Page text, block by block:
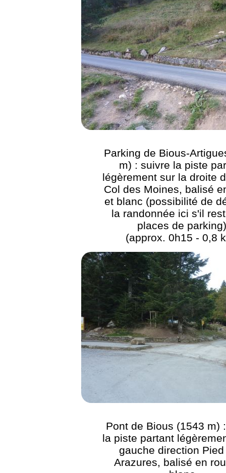
Parking de Bious-
m) : suivre la piste
légèrement sur la droite
Col des Moines, balisé
et blanc (possibilité de
la randonnée ici s'il
places de
(approx. 0h15 - 0,8
Pont de Bious (1543 m)
la piste partant
gauche direction
Arazures, balisé en